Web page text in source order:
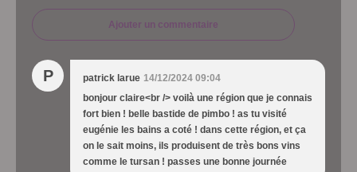
Ajouter un commentaire
P patrick larue 14/12/2024 09:04
bonjour claire<br /> voilà une région que je connais
fort bien ! belle bastide de pimbo ! as tu visité
eugénie les bains a coté ! dans cette région, et ça
on le sait moins, ils produisent de très bons vins
comme le tursan ! passes une bonne journée